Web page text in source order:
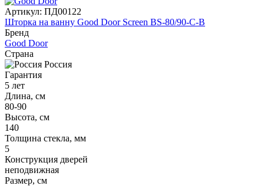
Артикул: ПД00122
Шторка на ванну Good Door Screen BS-80/90-C-B
Бренд
Good Door
Страна
Россия
Гарантия
5 лет
Длина, см
80-90
Высота, см
140
Толщина стекла, мм
5
Конструкция дверей
неподвижная
Размер, см